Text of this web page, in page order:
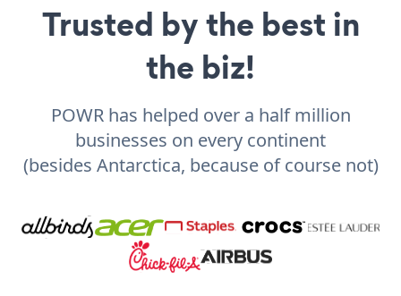
Trusted by the best in
the biz!
POWR has helped over a half million
businesses on every continent
(besides Antarctica, because of course not)